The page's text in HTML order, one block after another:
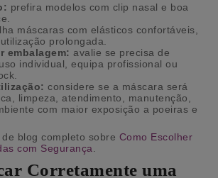
prefira modelos com clip nasal e boa
máscaras com elásticos confortáveis,
prolongada.
embalagem: avalie se precisa de
individual, equipa profissional ou
considere se a máscara será
limpeza, atendimento, manutenção,
com maior exposição a poeiras e
blog completo sobre Como Escolher
com Segurança.
Corretamente uma